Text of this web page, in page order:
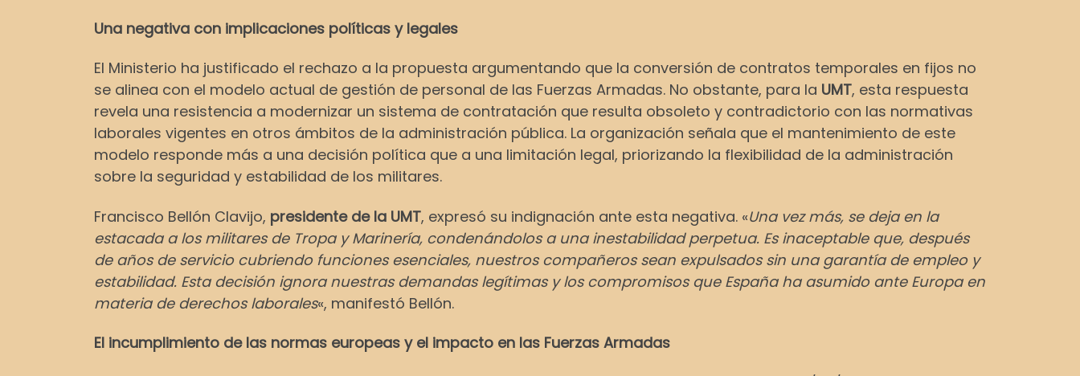
Una negativa con implicaciones políticas y legales
El Ministerio ha justificado el rechazo a la propuesta argumentando que la conversión de contratos temporales en fijos no
se alinea con el modelo actual de gestión de personal de las Fuerzas Armadas. No obstante, para la UMT, esta respuesta
revela una resistencia a modernizar un sistema de contratación que resulta obsoleto y contradictorio con las normativas
laborales vigentes en otros ámbitos de la administración pública. La organización señala que el mantenimiento de este
modelo responde más a una decisión política que a una limitación legal, priorizando la flexibilidad de la administración
sobre la seguridad y estabilidad de los militares.
Francisco Bellón Clavijo, presidente de la UMT, expresó su indignación ante esta negativa. «Una vez más, se deja en la
estacada a los militares de Tropa y Marinería, condenándolos a una inestabilidad perpetua. Es inaceptable que, después
de años de servicio cubriendo funciones esenciales, nuestros compañeros sean expulsados sin una garantía de empleo y
estabilidad. Esta decisión ignora nuestras demandas legítimas y los compromisos que España ha asumido ante Europa en
materia de derechos laborales«, manifestó Bellón.
El incumplimiento de las normas europeas y el impacto en las Fuerzas Armadas